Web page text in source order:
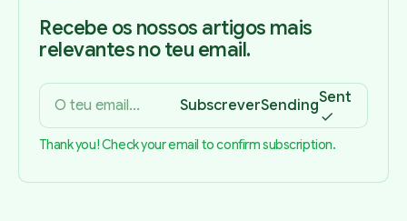
Recebe os nossos artigos mais
relevantes no teu email.
SubscreverSendingSent
Thank you! Check your email to confirm subscription.